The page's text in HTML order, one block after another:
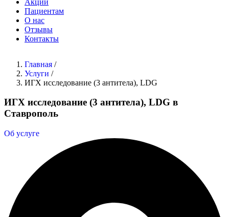
Пациентам
О нас
Отзывы
Контакты
Главная /
Услуги /
ИГХ исследование (3 антитела), LDG
ИГХ исследование (3 антитела), LDG в
Ставрополь
Об услуге